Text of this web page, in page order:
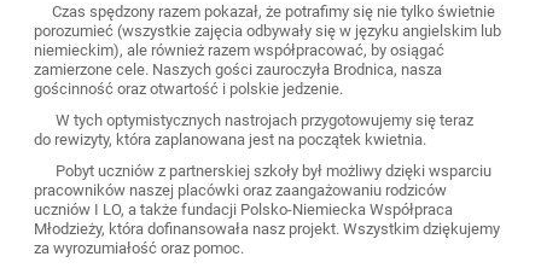
Czas spędzony razem pokazał, że potrafimy się nie tylko świetnie
porozumieć (wszystkie zajęcia odbywały się w języku angielskim lub
niemieckim), ale również razem współpracować, by osiągać
zamierzone cele. Naszych gości zauroczyła Brodnica, nasza
gościnność oraz otwartość i polskie jedzenie.
W tych optymistycznych nastrojach przygotowujemy się teraz
do rewizyty, która zaplanowana jest na początek kwietnia.
Pobyt uczniów z partnerskiej szkoły był możliwy dzięki wsparciu
pracowników naszej placówki oraz zaangażowaniu rodziców
uczniów I LO, a także fundacji Polsko-Niemiecka Współpraca
Młodzieży, która dofinansowała nasz projekt. Wszystkim dziękujemy
za wyrozumiałość oraz pomoc.